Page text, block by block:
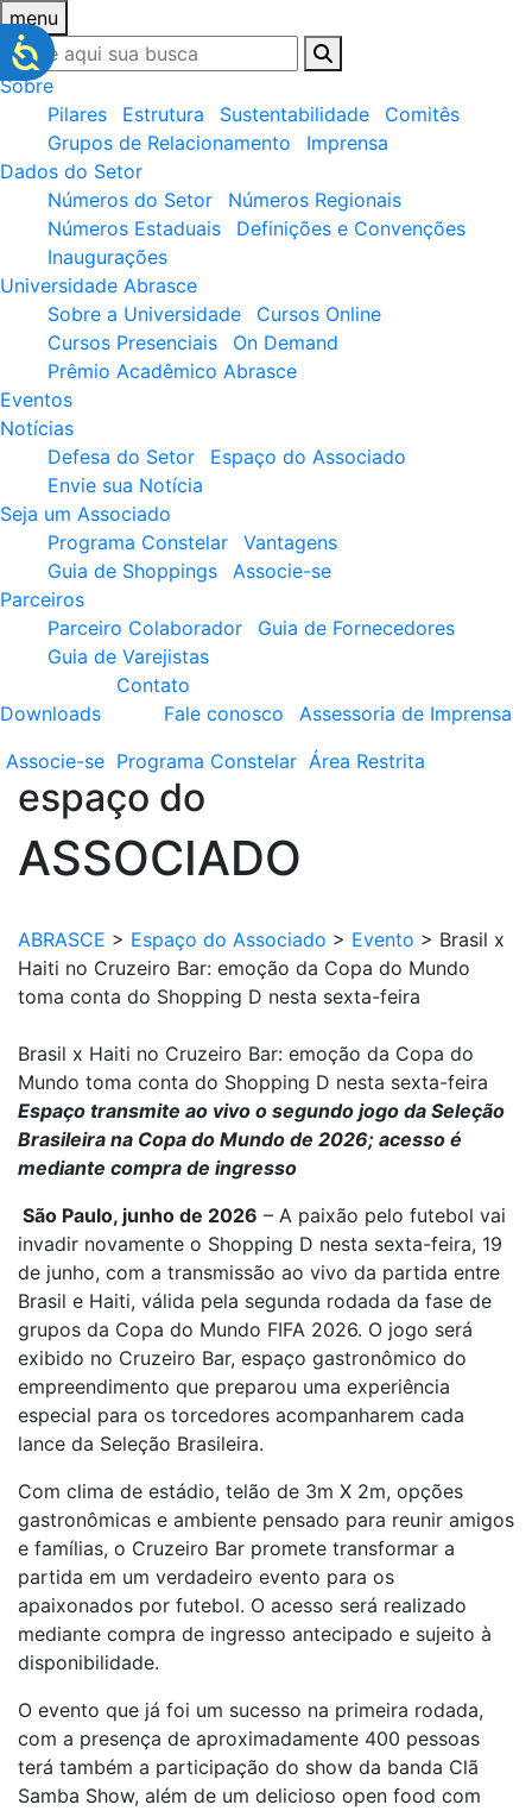
menu
Sobre
Pilares
Estrutura Sustentabilidade
Comitês
Grupos de Relacionamento
Imprensa
Dados do Setor
Números do Setor
Números Regionais
Números Estaduais
Definições e Convenções
Inaugurações
Universidade Abrasce
Sobre a Universidade
Cursos Online
Cursos Presenciais
On Demand
Prêmio Acadêmico Abrasce
Eventos
Notícias
Defesa do Setor
Espaço do Associado
Envie sua Notícia
Seja um Associado
Programa Constelar
Vantagens
Guia de Shoppings
Associe-se
Parceiros
Parceiro Colaborador
Guia de Fornecedores
Guia de Varejistas
Downloads
Contato
Fale conosco
Assessoria de Imprensa
Associe-se Programa Constelar Área Restrita
espaço do
ASSOCIADO
ABRASCE > Espaço do Associado > Evento > Brasil x
Haiti no Cruzeiro Bar: emoção da Copa do Mundo
toma conta do Shopping D nesta sexta-feira
Brasil x Haiti no Cruzeiro Bar: emoção da Copa do
Mundo toma conta do Shopping D nesta sexta-feira
Espaço transmite ao vivo o segundo jogo da Seleção
Brasileira na Copa do Mundo de 2026; acesso é
mediante compra de ingresso
São Paulo, junho de 2026 – A paixão pelo futebol vai
invadir novamente o Shopping D nesta sexta-feira, 19
de junho, com a transmissão ao vivo da partida entre
Brasil e Haiti, válida pela segunda rodada da fase de
grupos da Copa do Mundo FIFA 2026. O jogo será
exibido no Cruzeiro Bar, espaço gastronômico do
empreendimento que preparou uma experiência
especial para os torcedores acompanharem cada
lance da Seleção Brasileira.
Com clima de estádio, telão de 3m X 2m, opções
gastronômicas e ambiente pensado para reunir amigos
e famílias, o Cruzeiro Bar promete transformar a
partida em um verdadeiro evento para os
apaixonados por futebol. O acesso será realizado
mediante compra de ingresso antecipado e sujeito à
disponibilidade.
O evento que já foi um sucesso na primeira rodada,
com a presença de aproximadamente 400 pessoas
terá também a participação do show da banda Clã
Samba Show, além de um delicioso open food com